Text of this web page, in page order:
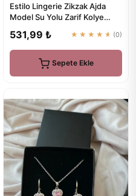
Estilo Lingerie Zikzak Ajda
Model Su Yolu Zarif Kolye
531,99 ₺ ★★★★★ (0)
Sepete Ekle